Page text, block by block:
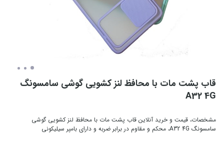
قاب پشت مات با محافظ لنز کشویی گوشی سامسونگ
A32 4G
مشخصات، قیمت و خرید آنلاین قاب پشت مات با محافظ لنز کشویی گوشی
سامسونگ A32 4G، محکم و مقاوم در برابر ضربه و دارای بامپر سیلیکونی